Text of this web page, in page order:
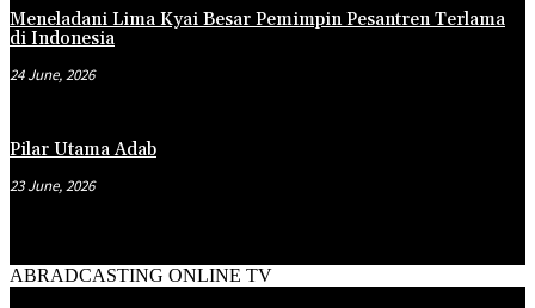
Meneladani Lima Kyai Besar Pemimpin Pesantren Terlama
di Indonesia
24 June, 2026
Pilar Utama Adab
23 June, 2026
ABRADCASTING ONLINE TV